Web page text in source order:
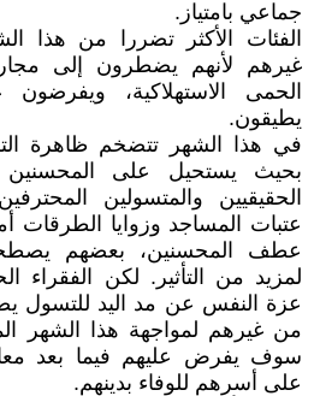
جماعي بامتياز.
الفئات الأكثر تضررا من هذا
غيرهم لأنهم يضطرون إلى
الحمى الاستهلاكية،
يطيقون.
في هذا الشهر تتضخم ظاهرة
بحيث يستحيل على المحسنين
الحقيقيين والمتسولين
عتبات المساجد وزوايا الطرقات
عطف المحسنين، بعضهم
لمزيد من التأثير. لكن الفقراء
عزة النفس عن مد اليد للتسول
من غيرهم لمواجهة هذا الشهر
سوف يفرض عليهم فيما بعد
على أسرهم للوفاء بدينهم.